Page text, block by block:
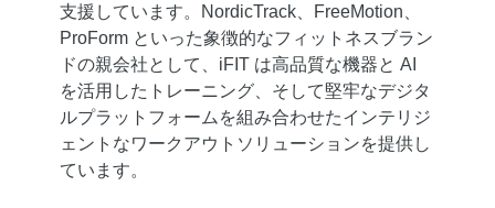
支援しています。NordicTrack、FreeMotion、
ProForm といった象徴的なフィットネスブラン
ドの親会社として、iFIT は高品質な機器と AI
を活用したトレーニング、そして堅牢なデジタ
ルプラットフォームを組み合わせたインテリジ
ェントなワークアウトソリューションを提供し
ています。